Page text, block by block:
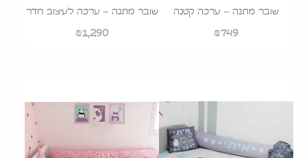
שובר מתנה – ערכה קטנה
₪749
שובר מתנה – ערכה לעיצוב חדר
₪1,290